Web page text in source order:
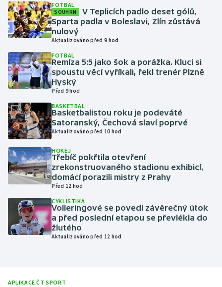
Jezdectví
Judo
Krasobruslení
Lezení
Lyže a snowboard
Moderní pětiboj
Motorsport
Olympijské hry
Parasport
Plavání
Ragby
FOTBAL
SOUHRN
V Teplicích padlo deset gólů,
Sparta padla v Boleslavi, Zlín zůstává
nulový
Aktualizováno před 9 hod
FOTBAL
Remíza 5:5 jako šok a porážka. Kluci si
spoustu věcí vyříkali, řekl trenér Plzně
Hyský
Před 9 hod
BASKETBAL
Basketbalistou roku je podeváté
Satoranský, Čechová slaví poprvé
Aktualizováno před 10 hod
HOKEJ
Třebíč pokřtila otevření
zrekonstruovaného stadionu exhibicí,
domácí porazili mistry z Prahy
Před 12 hod
CYKLISTIKA
Volleringové se povedl závěrečný útok
a před poslední etapou se převlékla do
žlutého
Aktualizováno před 12 hod
APLIKACE ČT SPORT